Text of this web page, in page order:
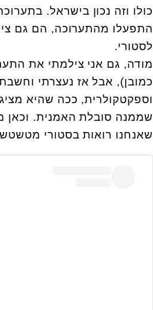
כולו וזה נכון בישראל.
התפעלו מהתערוכה, הם גם
לסטורי.
מודה, גם אני צילמתי את
כמובן), אבל אז נעצרתי
וספקטקולרית, ככה שהיא
שממנה סובלת האמנית. וכאן
שאנחנו רואות בסטורי